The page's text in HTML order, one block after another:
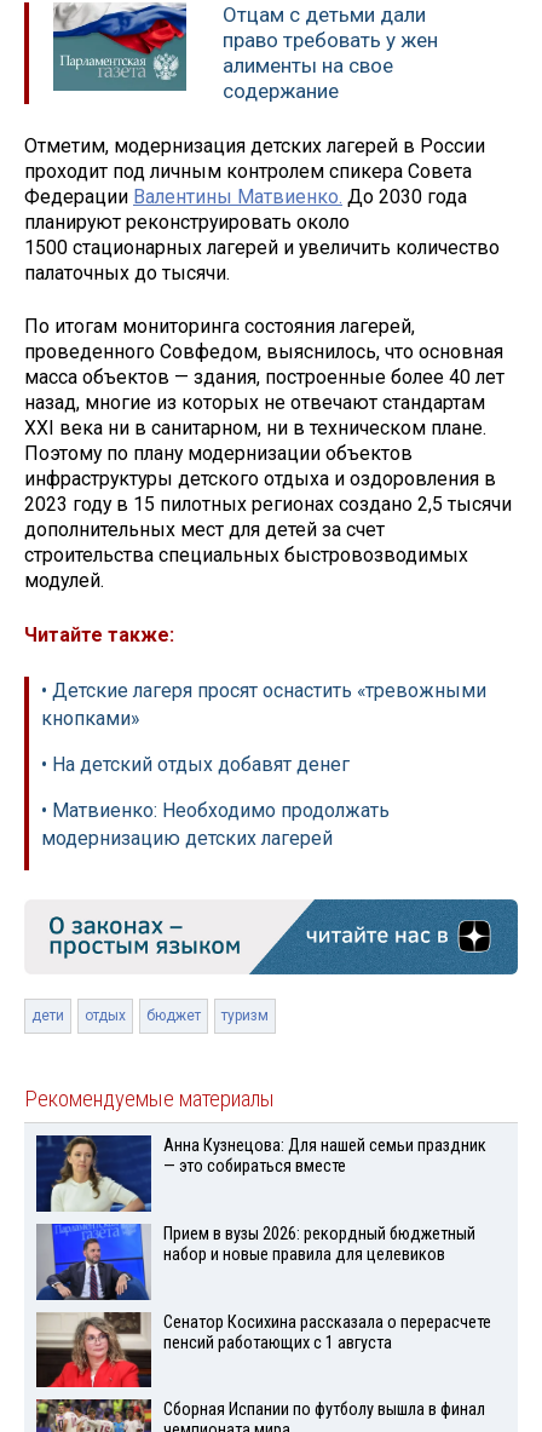
Отцам с детьми дали
право требовать у жен
алименты на свое
содержание
Отметим, модернизация детских лагерей в России
проходит под личным контролем спикера Совета
Федерации Валентины Матвиенко. До 2030 года
планируют реконструировать около
1500 стационарных лагерей и увеличить количество
палаточных до тысячи.
По итогам мониторинга состояния лагерей,
проведенного Совфедом, выяснилось, что основная
масса объектов — здания, построенные более 40 лет
назад, многие из которых не отвечают стандартам
XXI века ни в санитарном, ни в техническом плане.
Поэтому по плану модернизации объектов
инфраструктуры детского отдыха и оздоровления в
2023 году в 15 пилотных регионах создано 2,5 тысячи
дополнительных мест для детей за счет
строительства специальных быстровозводимых
модулей.
Читайте также:
• Детские лагеря просят оснастить «тревожными
кнопками»
• На детский отдых добавят денег
• Матвиенко: Необходимо продолжать
модернизацию детских лагерей
дети отдых бюджет туризм
Рекомендуемые материалы
Анна Кузнецова: Для нашей семьи праздник
— это собираться вместе
Прием в вузы 2026: рекордный бюджетный
набор и новые правила для целевиков
Сенатор Косихина рассказала о перерасчете
пенсий работающих с 1 августа
Сборная Испании по футболу вышла в финал